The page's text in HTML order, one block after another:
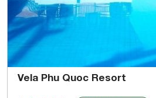
Vela Phu Quoc Resort